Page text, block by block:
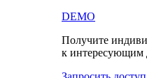
DEMO
Получите
к интересующим